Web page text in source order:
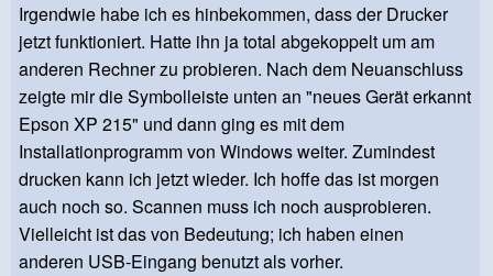
Irgendwie habe ich es hinbekommen, dass der Drucker
jetzt funktioniert. Hatte ihn ja total abgekoppelt um am
anderen Rechner zu probieren. Nach dem Neuanschluss
zeigte mir die Symbolleiste unten an "neues Gerät erkannt
Epson XP 215" und dann ging es mit dem
Installationprogramm von Windows weiter. Zumindest
drucken kann ich jetzt wieder. Ich hoffe das ist morgen
auch noch so. Scannen muss ich noch ausprobieren.
Vielleicht ist das von Bedeutung; ich haben einen
anderen USB-Eingang benutzt als vorher.